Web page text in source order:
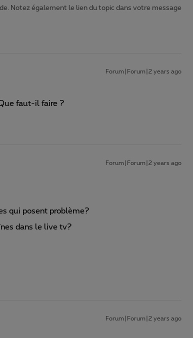
Notez également le lien du topic dans votre message
Forum|Forum|2 years ago
faut-il faire ?
Forum|Forum|2 years ago
qui posent problème?
dans le live tv?
Forum|Forum|2 years ago